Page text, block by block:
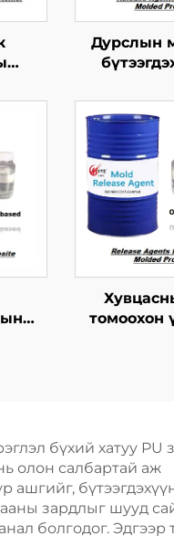
Дурслын
томоохон
бүхий хатуу PU
олон салбартай аж
ашгийг,
зардлыг шууд
болгодог. Эдгээр